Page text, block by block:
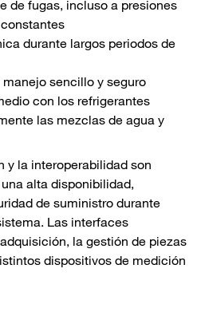
de fugas, incluso a presiones
durante largos periodos de
sencillo y seguro
con los refrigerantes
las mezclas de agua y
y la interoperabilidad son
alta disponibilidad,
de suministro durante
Las interfaces
la gestión de piezas
dispositivos de medición